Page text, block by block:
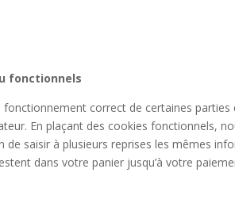
fonctionnels
fonctionnement correct de certaines
En plaçant des cookies fonctionnels,
de saisir à plusieurs reprises les mêmes
dans votre panier jusqu’à votre